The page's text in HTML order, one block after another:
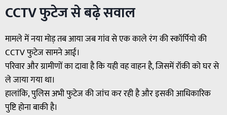
CCTV फुटेज से बढ़े सवाल
मामले में नया मोड़ तब आया जब गांव से एक काले रंग की स्कॉर्पियो की
CCTV फुटेज सामने आई।
परिवार और ग्रामीणों का दावा है कि यही वह वाहन है, जिसमें रॉकी को घर से
ले जाया गया था।
हालांकि, पुलिस अभी फुटेज की जांच कर रही है और इसकी आधिकारिक
पुष्टि होना बाकी है।